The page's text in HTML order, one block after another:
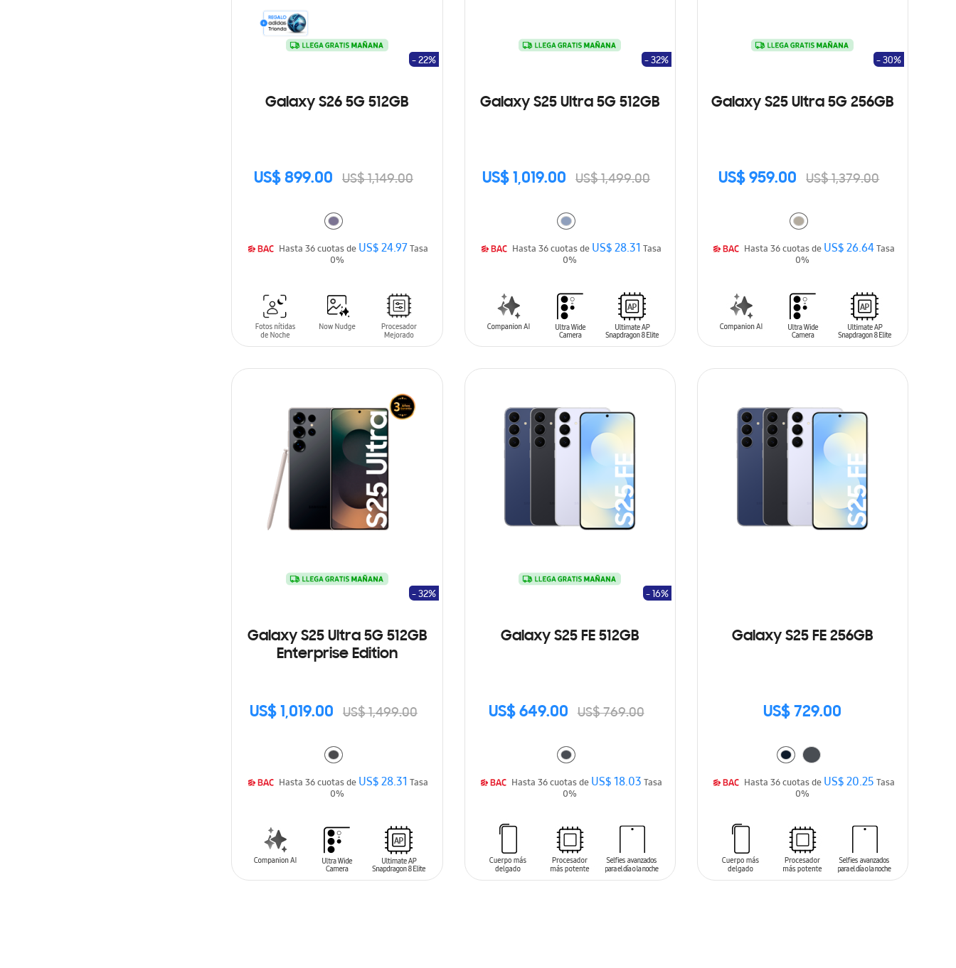
Galaxy S26 5G 512GB
US$ 899.00 US$ 1,149.00
- 22%
Hasta 36 cuotas deUS$ 24.97Tasa
0%
Galaxy S25 Ultra 5G 512GB
US$ 1,019.00 US$ 1,499.00
- 32%
Hasta 36 cuotas deUS$ 28.31 Tasa
0%
Galaxy S25 Ultra 5G 256GB
US$ 959.00 US$ 1,379.00
- 30%
Hasta 36 cuotas deUS$ 26.64Tasa
0%
Galaxy S25 Ultra 5G 512GB
Enterprise Edition
US$ 1,019.00 US$ 1,499.00
- 32%
Hasta 36 cuotas deUS$ 28.31 Tasa
0%
Galaxy S25 FE 512GB
US$ 649.00 US$ 769.00
- 16%
Hasta 36 cuotas deUS$ 18.03Tasa
0%
Galaxy S25 FE 256GB
US$ 729.00
Hasta 36 cuotas deUS$ 20.25Tasa
0%